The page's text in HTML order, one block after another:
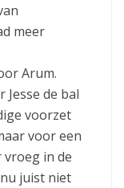
meer
Arum.
de bal
voorzet
voor een
vroeg in de
juist niet